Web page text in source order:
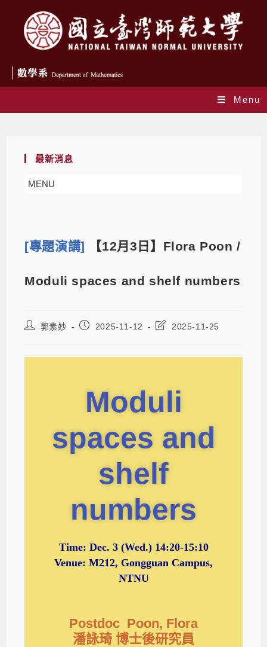
Menu
最新消息
MENU
[專題演講] 【12月3日】Flora Poon /
Moduli spaces and shelf numbers
郭素妙 2025-11-12 2025-11-25
Moduli
spaces and
shelf
numbers
Time: Dec. 3(Wed.) 14:20-15:10
Venue: M212, Gongguan Campus,
NTNU
Postdoc Poon, Flora
潘詠琦 博士後研究員